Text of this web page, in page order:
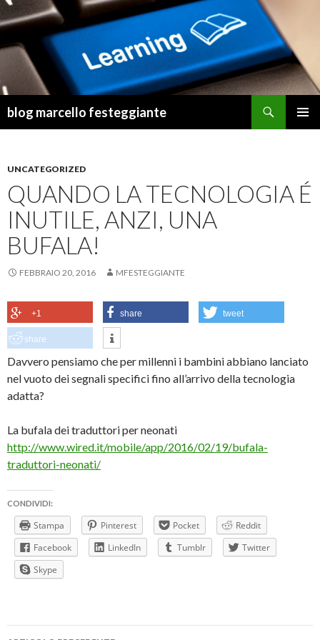
blog marcello festeggiante
UNCATEGORIZED
QUANDO LA TECNOLOGIA É
INUTILE, ANZI, UNA
BUFALA!
FEBBRAIO 20, 2016 MFESTEGGIANTE
+1 share tweet
share
Davvero pensiamo che per millenni i bambini abbiano lanciato
nel vuoto dei segnali specifici fino all’arrivo della tecnologia
adatta?
La bufala dei traduttori per neonati
http://www.wired.it/mobile/app/2016/02/19/bufala-
traduttori-neonati/
CONDIVIDI:
Stampa Pinterest Pocket
Reddit
Facebook
LinkedIn Tumblr
Twitter
Skype